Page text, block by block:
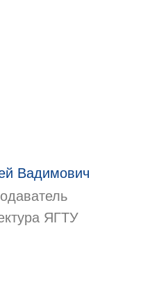
Вадимович
ЯГТУ